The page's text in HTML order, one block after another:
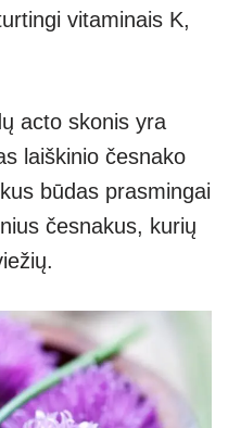
vitaminais K,
acto skonis yra
laiškinio česnako
būdas prasmingai
česnakus, kurių